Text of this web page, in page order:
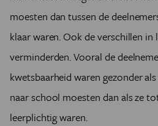
moesten dan tussen de
klaar waren. Ook de verschillen
verminderden. Vooral de
kwetsbaarheid waren gezonder
naar school moesten dan als ze
leerplichtig waren.